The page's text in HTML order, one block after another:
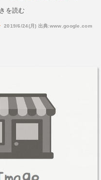
くれたりと心遣いが嬉
を読む
2019/6/24(月) 出典:www.google.com